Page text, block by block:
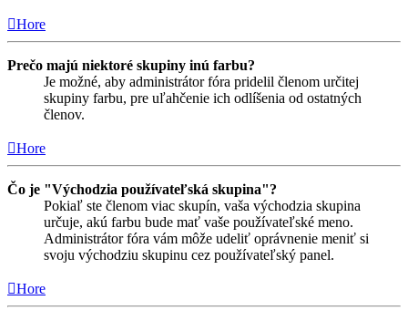
Hore
Prečo majú niektoré skupiny inú farbu?
Je možné, aby administrátor fóra pridelil členom určitej
skupiny farbu, pre uľahčenie ich odlíšenia od ostatných
členov.
Hore
Čo je "Východzia používateľská skupina"?
Pokiaľ ste členom viac skupín, vaša východzia skupina
určuje, akú farbu bude mať vaše používateľské meno.
Administrátor fóra vám môže udeliť oprávnenie meniť si
svoju východziu skupinu cez používateľský panel.
Hore